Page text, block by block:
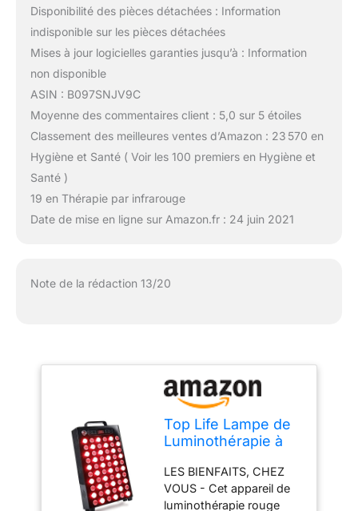
Disponibilité des pièces détachées : Information
indisponible sur les pièces détachées
Mises à jour logicielles garanties jusqu’à : Information
non disponible
ASIN : B097SNJV9C
Moyenne des commentaires client : 5,0 sur 5 étoiles
Classement des meilleures ventes d’Amazon : 23 570 en
Hygiène et Santé ( Voir les 100 premiers en Hygiène et
Santé )
19 en Thérapie par infrarouge
Date de mise en ligne sur Amazon.fr : 24 juin 2021
Note de la rédaction 13/20
Top Life Lampe de
Luminothérapie à
Proche Infra-Rouge
- 660 nm et 850 nm
LES BIENFAITS, CHEZ
VOUS - Cet appareil de
luminothérapie rouge